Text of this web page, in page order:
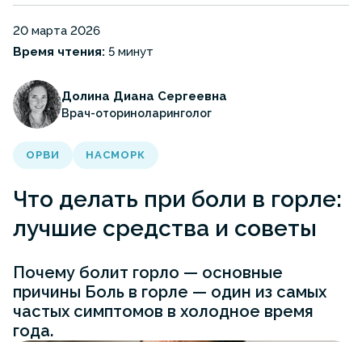
20 марта 2026
Время чтения: 5 минут
Долина Диана Сергеевна
Врач-оториноларинголог
ОРВИ НАСМОРК
Что делать при боли в горле:
лучшие средства и советы
Почему болит горло — основные
причины Боль в горле — один из самых
частых симптомов в холодное время
года.